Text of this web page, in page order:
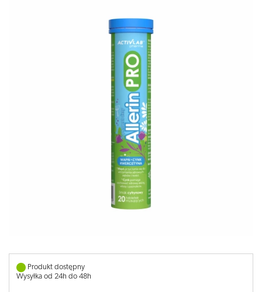
Produkt dostępny
Wysyłka od 24h do 48h